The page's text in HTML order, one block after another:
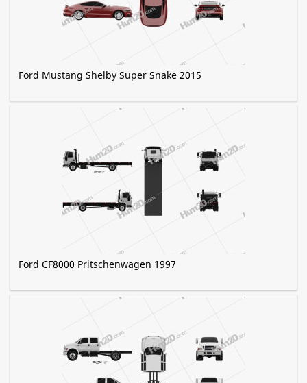
Ford Mustang Shelby Super Snake 2015
Ford CF8000 Pritschenwagen 1997